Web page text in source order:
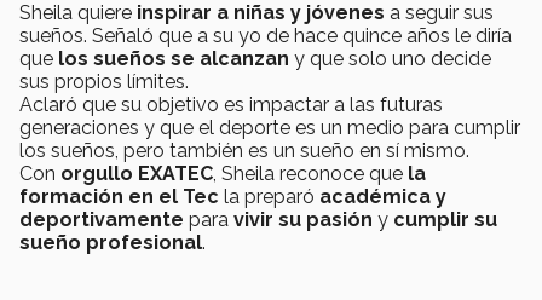
Sheila quiere inspirar a niñas y jóvenes a seguir sus
sueños. Señaló que a su yo de hace quince años le diría
que los sueños se alcanzan y que solo uno decide
sus propios límites.
Aclaró que su objetivo es impactar a las futuras
generaciones y que el deporte es un medio para cumplir
los sueños, pero también es un sueño en sí mismo.
Con orgullo EXATEC, Sheila reconoce que la
formación en el Tec la preparó académica y
deportivamente para vivir su pasión y cumplir su
sueño profesional.